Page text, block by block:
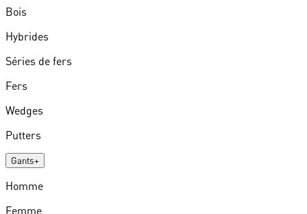
Bois
Hybrides
Séries de fers
Fers
Wedges
Putters
Gants+
Homme
Femme